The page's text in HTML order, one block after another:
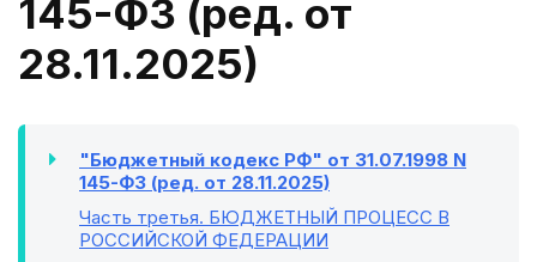
145-ФЗ (ред. от
28.11.2025)
"Бюджетный кодекс РФ" от 31.07.1998 N
145-ФЗ (ред. от 28.11.2025)
Часть третья. БЮДЖЕТНЫЙ ПРОЦЕСС В
РОССИЙСКОЙ ФЕДЕРАЦИИ